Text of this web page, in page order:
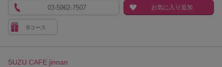
Bコース
03-5962-7507 お気に入り追加
SUZU CAFE jinnan